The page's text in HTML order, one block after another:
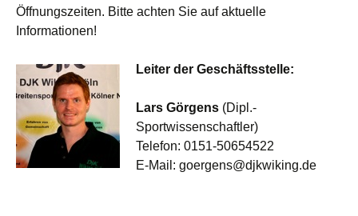
Öffnungszeiten. Bitte achten Sie auf aktuelle
Informationen!
Leiter der Geschäftsstelle:
Lars Görgens (Dipl.-
Sportwissenschaftler)
Telefon: 0151-50654522
E-Mail: goergens@djkwiking.de